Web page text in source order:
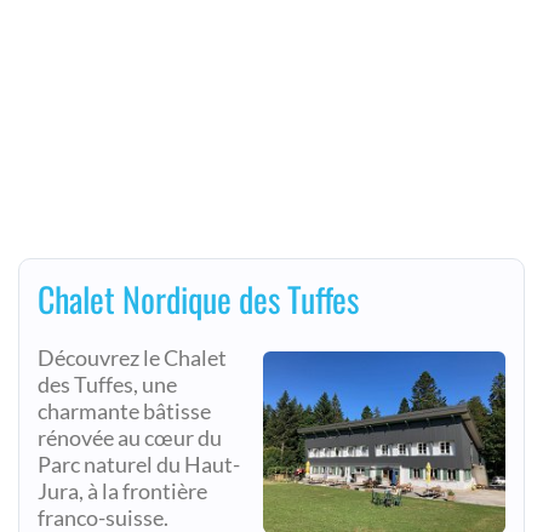
Chalet Nordique des Tuffes
Découvrez le Chalet
des Tuffes, une
charmante bâtisse
rénovée au cœur du
Parc naturel du Haut-
Jura, à la frontière
franco-suisse.